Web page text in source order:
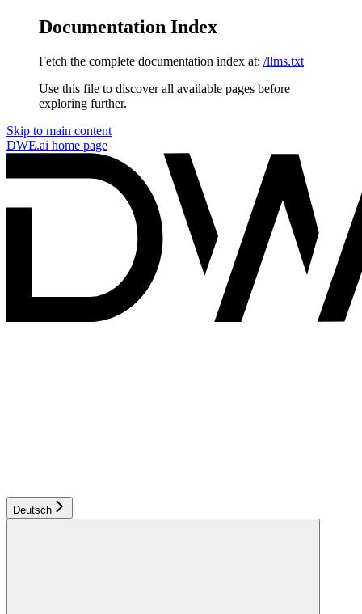
Documentation Index
Fetch the complete documentation index at: /llms.txt
Use this file to discover all available pages before
exploring further.
Skip to main content
DWE.ai home page
Deutsch